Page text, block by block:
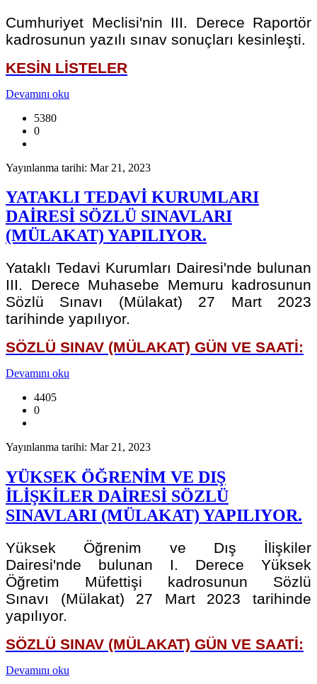
Cumhuriyet Meclisi'nin III. Derece Raportör
kadrosunun yazılı sınav sonuçları kesinleşti.
KESİN LİSTELER
Devamını oku
5380
0
Yayınlanma tarihi: Mar 21, 2023
YATAKLI TEDAVİ KURUMLARI
DAİRESİ SÖZLÜ SINAVLARI
(MÜLAKAT) YAPILIYOR.
Yataklı Tedavi Kurumları Dairesi'nde bulunan
III. Derece Muhasebe Memuru kadrosunun
Sözlü Sınavı (Mülakat) 27 Mart 2023
tarihinde yapılıyor.
SÖZLÜ SINAV (MÜLAKAT) GÜN VE SAATİ:
Devamını oku
4405
0
Yayınlanma tarihi: Mar 21, 2023
YÜKSEK ÖĞRENİM VE DIŞ
İLİŞKİLER DAİRESİ SÖZLÜ
SINAVLARI (MÜLAKAT) YAPILIYOR.
Yüksek Öğrenim ve Dış İlişkiler
Dairesi'nde bulunan I. Derece Yüksek
Öğretim Müfettişi kadrosunun Sözlü
Sınavı (Mülakat) 27 Mart 2023 tarihinde
yapılıyor.
SÖZLÜ SINAV (MÜLAKAT) GÜN VE SAATİ:
Devamını oku